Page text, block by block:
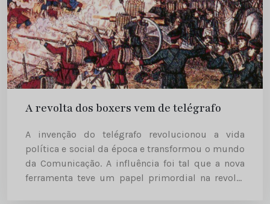
A revolta dos boxers vem de telégrafo
A invenção do telégrafo revolucionou a vida
política e social da época e transformou o mundo
da Comunicação. A influência foi tal que a nova
ferramenta teve um papel primordial na revolta